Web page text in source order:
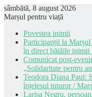
sâmbătă, 8 august 2026
Marșul pentru viață
Povestea inimii
Participanții la
în direct bătăile inimii
Comunicat post-
„Solidaritate pentru
Teodora Diana Paul:
înțelesul tuturor /
Larisa Negru,